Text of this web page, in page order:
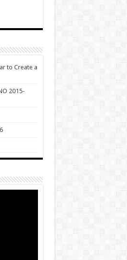
to Create a
2015-